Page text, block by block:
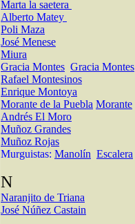
Marta la saetera
Alberto Matey
Poli Maza
José Menese
Miura
Gracia Montes Gracia Montes
Rafael Montesinos
Enrique Montoya
Morante de la Puebla Morante
Andrés El Moro
Muñoz Grandes
Muñoz Rojas
Murguistas: Manolín Escalera
N
Naranjito de Triana
José Núñez Castain